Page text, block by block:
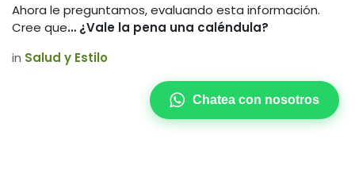
Ahora le preguntamos, evaluando esta información.
Cree que… ¿Vale la pena una caléndula?
in Salud y Estilo
Chatea con nosotros